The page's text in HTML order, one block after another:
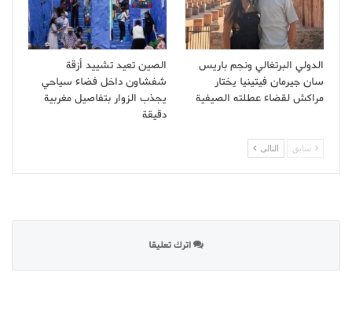
الدولي البرتغالي ونجم باريس
سان جيرمان فيتينيا يختار
مراكش لقضاء عطلته الصيفية
الصين تعيد تشييد أزقة
شفشاون داخل فضاء سياحي
يجذب الزوار بتفاصيل مغربية
دقيقة
سابق التالى
اترك تعليقا